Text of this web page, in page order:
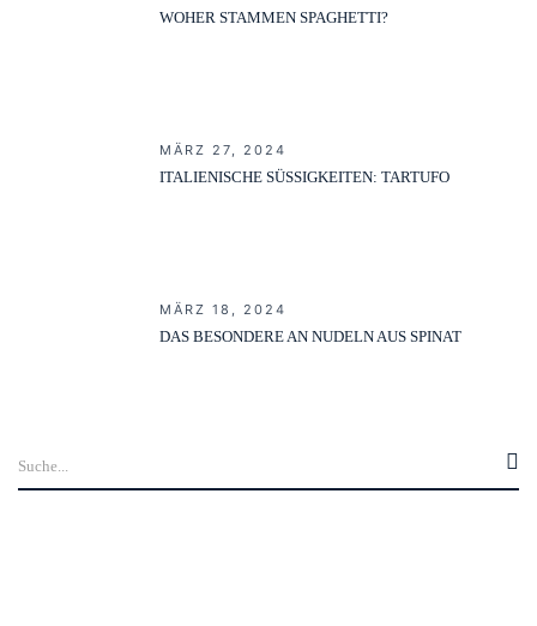
WOHER STAMMEN SPAGHETTI?
MÄRZ 27, 2024
ITALIENISCHE SÜSSIGKEITEN: TARTUFO
MÄRZ 18, 2024
DAS BESONDERE AN NUDELN AUS SPINAT